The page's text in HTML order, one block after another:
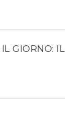
GIORNO: IL